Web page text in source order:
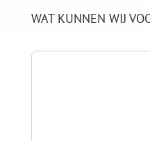
WAT KUNNEN WIJ